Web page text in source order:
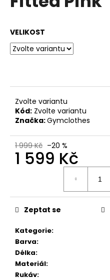
VELIKOST
Zvolte variantu
Kód: Zvolte variantu
Značka:Gymclothes
1 999 Kč –20 %
1 599 Kč
Kategorie:
Barva:
Délka:
Materiál:
Rukáv:
Zeptat se
e
m
e